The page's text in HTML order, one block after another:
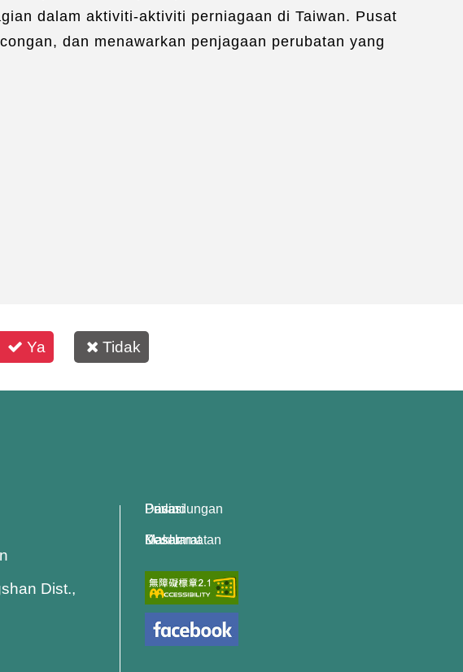
Perancangan Penginapan
Perancangan Pelancongan /
dalam aktiviti-aktiviti perniagaan di Taiwan. Pusat
dan menawarkan penjagaan perubatan yang
Ya Tidak
Dist.,
Dasar Perlindungan Privasi
Dasar Keselamatan Maklumat